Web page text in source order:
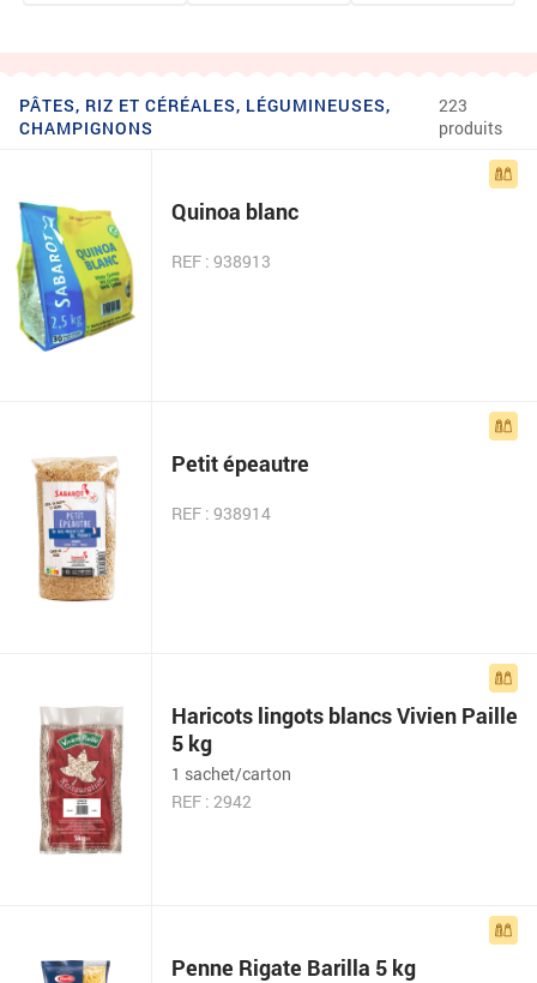
PÂTES, RIZ ET CÉRÉALES, LÉGUMINEUSES,
CHAMPIGNONS
223
produits
Quinoa blanc
REF : 938913
Petit épeautre
REF : 938914
Haricots lingots blancs Vivien Paille
5 kg
1 sachet/carton
REF : 2942
Penne Rigate Barilla 5 kg